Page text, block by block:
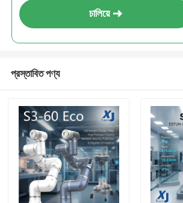
চালিয়ে
প্রস্তাবিত পণ্য